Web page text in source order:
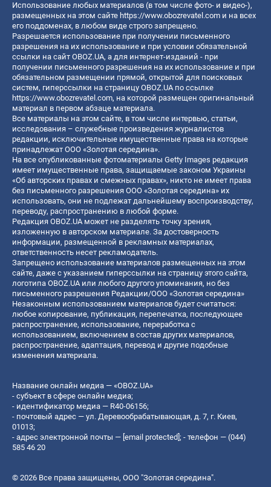
Использование любых материалов (в том числе фото- и видео-),
размещенных на этом сайте https://www.obozrevatel.com и на всех
его поддоменах, в любом виде строго запрещено.
Разрешается использование при получении письменного
разрешения на их использование и при условии обязательной
ссылки на сайт OBOZ.UA, а для интернет-изданий - при
получении письменного разрешения на их использование и при
обязательном размещении прямой, открытой для поисковых
систем, гиперссылки на страницу OBOZ.UA по ссылке
https://www.obozrevatel.com, на которой размещен оригинальный
материал в первом абзаце материала.
Все материалы на этом сайте, в том числе интервью, статьи,
исследования – служебные произведения журналистов
редакции, исключительные имущественные права на которые
принадлежат ООО «Золотая середина».
На все опубликованные фотоматериалы Getty Images редакция
имеет имущественные права, защищаемые законом Украины
«Об авторских правах и смежных правах», никто не имеет права
без письменного разрешения ООО «Золотая середина» их
использовать, они не подлежат дальнейшему воспроизводству,
переводу, распространению в любой форме.
Редакция OBOZ.UA может не разделять точку зрения,
изложенную в авторском материале. За достоверность
информации, размещенной в рекламных материалах,
ответственность несет рекламодатель.
Запрещено использование материалов размещенных на этом
сайте, даже с указанием гиперссылки на страницу этого сайта,
логотипа OBOZ.UA или любого другого упоминания, но без
письменного разрешения Редакции/ООО «Золотая середина»
Незаконным использованием материалов будет считаться:
любое копирование, публикация, перепечатка, последующее
распространение, использование, переработка с
использованием, включением в состав других материалов,
распространение, адаптация, перевод и другие подобные
изменения материала.
Название онлайн медиа — «OBOZ.UA»
- субъект в сфере онлайн медиа;
- идентификатор медиа — R40-06156;
- почтовый адрес — ул. Деревообрабатывающая, д. 7, г. Киев,
01013;
- адрес электронной почты — [email protected] ; - телефон — (044)
585 46 20
© 2026 Все права защищены, ООО "Золотая середина".